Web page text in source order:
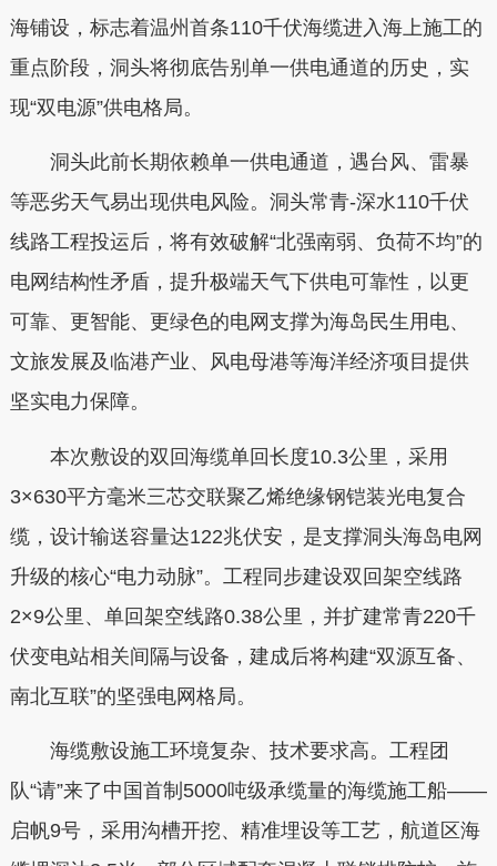
海铺设，标志着温州首条110千伏海缆进入海上施工的
重点阶段，洞头将彻底告别单一供电通道的历史，实
现“双电源”供电格局。
洞头此前长期依赖单一供电通道，遇台风、雷暴
等恶劣天气易出现供电风险。洞头常青-深水110千伏
线路工程投运后，将有效破解“北强南弱、负荷不均”的
电网结构性矛盾，提升极端天气下供电可靠性，以更
可靠、更智能、更绿色的电网支撑为海岛民生用电、
文旅发展及临港产业、风电母港等海洋经济项目提供
坚实电力保障。
本次敷设的双回海缆单回长度10.3公里，采用
3×630平方毫米三芯交联聚乙烯绝缘钢铠装光电复合
缆，设计输送容量达122兆伏安，是支撑洞头海岛电网
升级的核心“电力动脉”。工程同步建设双回架空线路
2×9公里、单回架空线路0.38公里，并扩建常青220千
伏变电站相关间隔与设备，建成后将构建“双源互备、
南北互联”的坚强电网格局。
海缆敷设施工环境复杂、技术要求高。工程团
队“请”来了中国首制5000吨级承缆量的海缆施工船——
启帆9号，采用沟槽开挖、精准埋设等工艺，航道区海